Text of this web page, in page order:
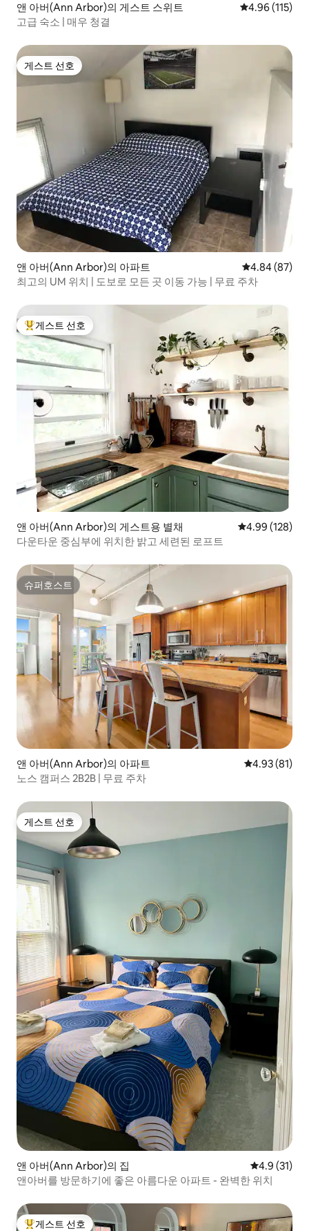
앤 아버(Ann Arbor)의 게스트 스위트 평점 4.96점(5
4.96 (115)
고급 숙소 | 매우 청결
게스트 선호
게스트 선호
앤 아버(Ann Arbor)의 아파트 평점 4.84점(5
4.84 (87)
최고의 UM 위치 | 도보로 모든 곳 이동 가능 | 무료 주차
상위 게스트 선호
게스트 선호
앤 아버(Ann Arbor)의 게스트용 별채 평점 4.99점(5
4.99 (128)
다운타운 중심부에 위치한 밝고 세련된 로프트
슈퍼호스트
슈퍼호스트
앤 아버(Ann Arbor)의 아파트 평점 4.93점
4.93 (81)
노스 캠퍼스 2B2B | 무료 주차
게스트 선호
게스트 선호
앤 아버(Ann Arbor)의 집 평점 4.9점
4.9 (31)
앤아버를 방문하기에 좋은 아름다운 아파트 - 완벽한 위치
게스트 선호